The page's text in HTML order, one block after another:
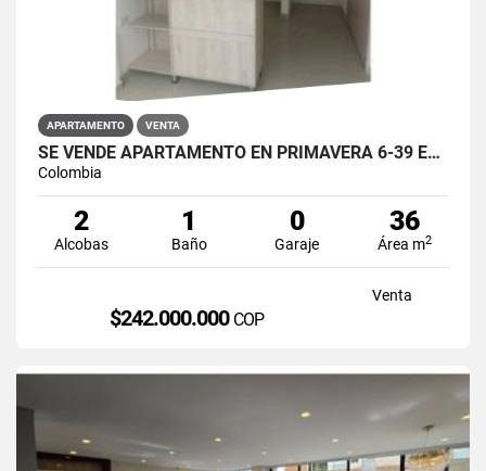
APARTAMENTO VENTA
SE VENDE APARTAMENTO EN PRIMAVERA 6-39 ET 2 PUENTE ARANDA
Colombia
2
Alcobas
1
Baño
0
Garaje
36
Área m2
Venta
$242.000.000 COP